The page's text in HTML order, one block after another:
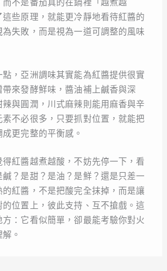
不是番茄真的在鍋裡「越煮越
些原理，就能更冷靜地看待紅醬的
失敗，而是視為一道可調整的風味
，亞洲調味其實能為紅醬提供很實
來發酵鮮味，醬油補上鹹香與深
與圓潤，川式麻辣則能用麻香與辛
不必很多，只要抓對位置，就能把
更完整的平衡感。
紅醬越煮越酸，不妨先停一下，看
？是甜？是油？是鮮？還是只差一
紅醬，不是把酸完全抹掉，而是讓
位置上，彼此支持、互不搶戲。這
：它看似簡單，卻最能考驗你對火
。